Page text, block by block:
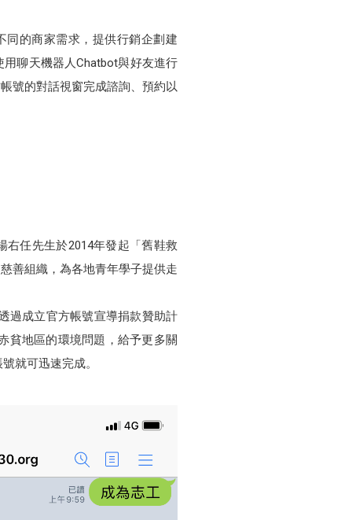
同的商家需求，提供行銷企劃建
用聊天機器人Chatbot與好友進行
號的對話視窗完成諮詢、預約以
右任先生於2014年發起「舊鞋救
善組織，為各地青年學子提供走
過成立官方帳號宣導捐款贊助計
貧地區的環境問題，給予更多關
就可迅速完成。